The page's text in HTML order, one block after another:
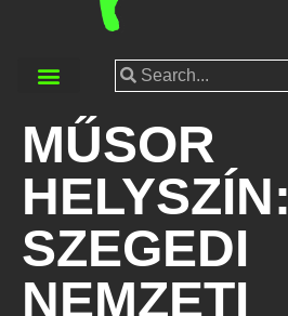
MŰSOR
HELYSZÍN:
SZEGEDI
NEMZETI